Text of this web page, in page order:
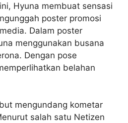
Hyuna membuat sensasi
poster promosi
Dalam poster
menggunakan busana
Dengan pose
belahan
mengundang kometar
salah satu Netizen